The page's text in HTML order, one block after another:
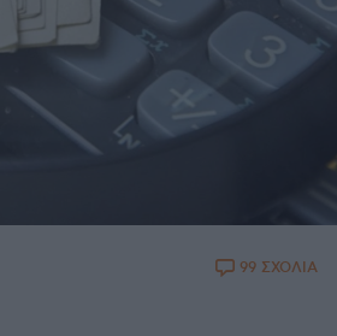
99 ΣΧΟΛΙΑ